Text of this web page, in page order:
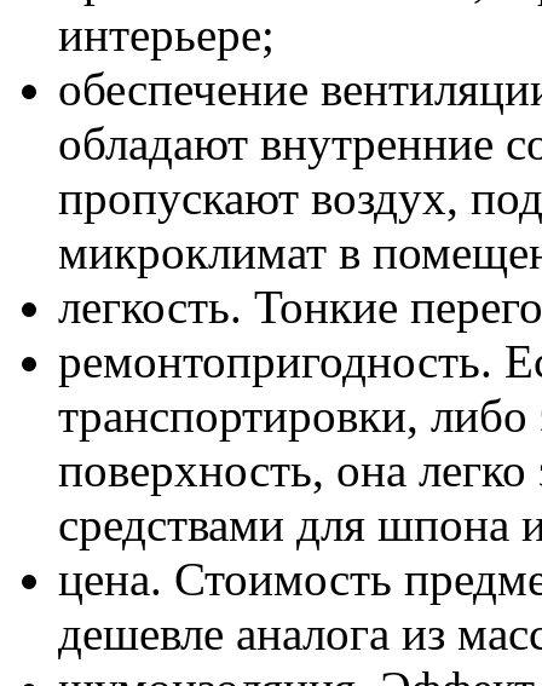
интерьере;
обеспечение
обладают внутренние
пропускают воздух,
микроклимат в
легкость. Тонкие
ремонтопригодность.
транспортировки, либо
поверхность, она
средствами для шпона
цена. Стоимость
дешевле аналога из